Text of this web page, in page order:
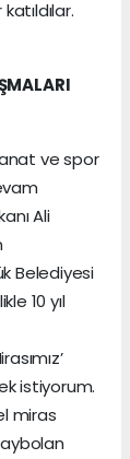
ve spor
Ali
Belediyesi
10 yıl
istiyorum.
miras